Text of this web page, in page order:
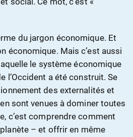
du jargon économique. Et
économique. Mais c’est aussi
le système économique
l’Occident a été construit. Se
des externalités et
sont venues à dominer toutes
c’est comprendre comment
– et offrir en même